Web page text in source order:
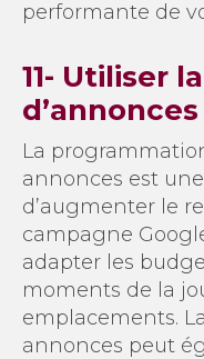
performante de
11- Utiliser
d’annonces
La
annonces est
d’augmenter le
campagne
adapter les
moments de la
emplacements.
annonces peut